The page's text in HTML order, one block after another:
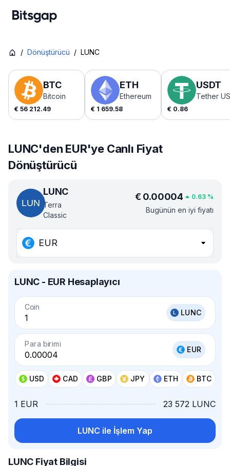
/ Dönüştürücü / LUNC
BTC
Bitcoin
€ 56 212.49
ETH
Ethereum
€ 1 659.58
USDT
Tether
€ 0.86
LUNC'den EUR'ye Canlı Fiyat
Dönüştürücü
LUNC
Terra
Classic
€ 0.00004 0.63 %
Bugünün en iyi fiyatı
EUR
LUNC - EUR Hesaplayıcı
Coin
LUNC
Para birimi
EUR
USD CAD GBP JPY ETH BTC
1 EUR 23 572 LUNC
LUNC ile İşlem Yap
LUNC Fiyat Bilgisi